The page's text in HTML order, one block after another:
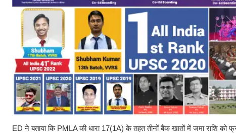
ED ने बताया कि PMLA की धारा 17(1A) के तहत तीनों बैंक खातों में जमा राशि को